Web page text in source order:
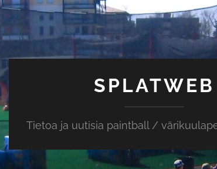
SPLATWEB
Tietoa ja uutisia paintball /